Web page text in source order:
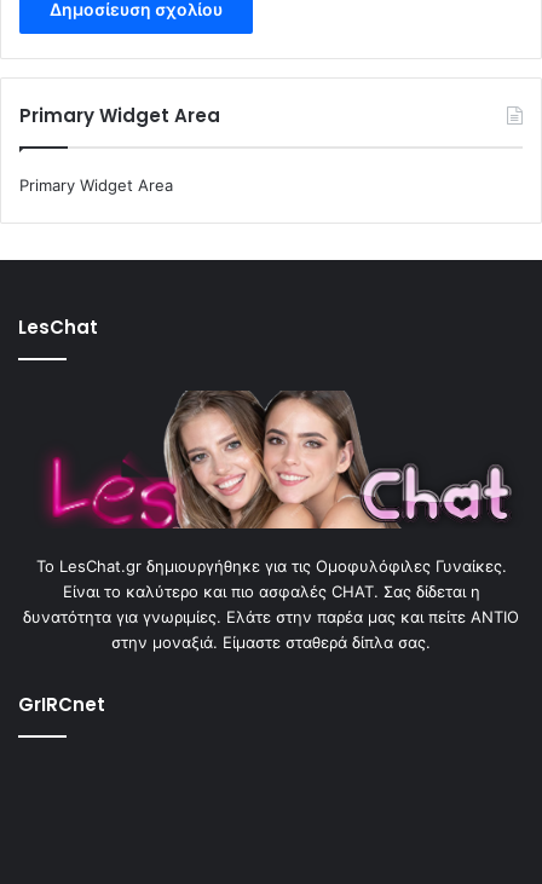
Primary Widget Area
Primary Widget Area
LesChat
To LesChat.gr δημιουργήθηκε για τις Ομοφυλόφιλες Γυναίκες.
Είναι το καλύτερο και πιο ασφαλές CHAT. Σας δίδεται η
δυνατότητα για γνωριμίες. Ελάτε στην παρέα μας και πείτε ΑΝΤΙΟ
στην μοναξιά. Είμαστε σταθερά δίπλα σας.
GrIRCnet